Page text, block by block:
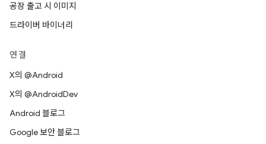
공장 출고 시 이미지
드라이버 바이너리
연결
X의 @Android
X의 @AndroidDev
Android 블로그
Google 보안 블로그